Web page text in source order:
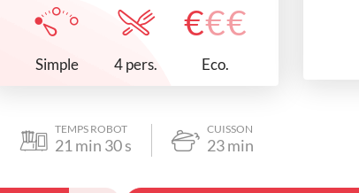
Simple 4 pers.
€€€
Eco.
TEMPS ROBOT
21 min 30s
CUISSON
23min